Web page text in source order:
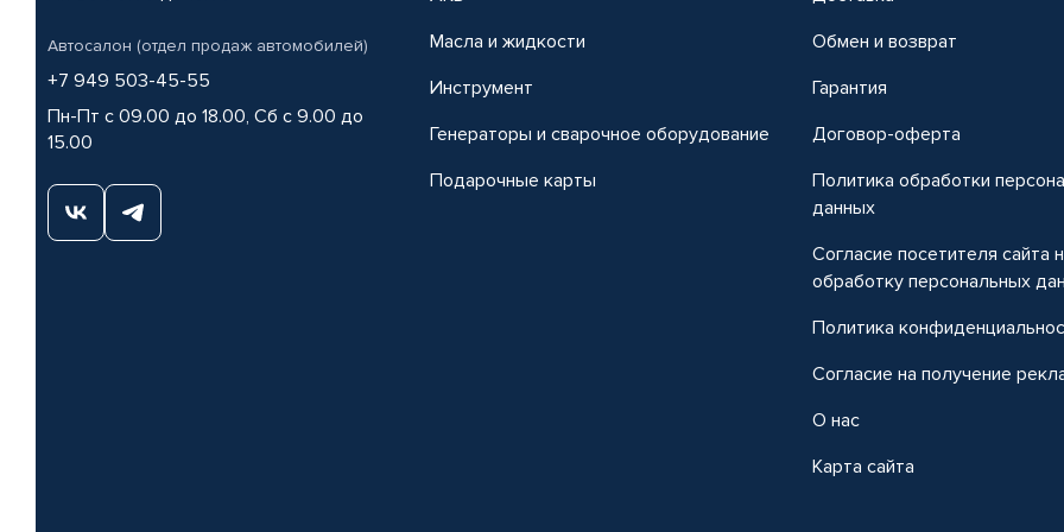
Автосалон (отдел продаж автомобилей)
+7 949 503-45-55
Пн-Пт с 09.00 до 18.00, Сб с 9.00 до
15.00
Масла и жидкости
Инструмент
Генераторы и сварочное оборудование
Подарочные карты
Обмен и возврат
Гарантия
Договор-оферта
Политика обработки
данных
Согласие посетителя сайта
обработку персональных
Политика
Согласие на получение
О нас
Карта сайта